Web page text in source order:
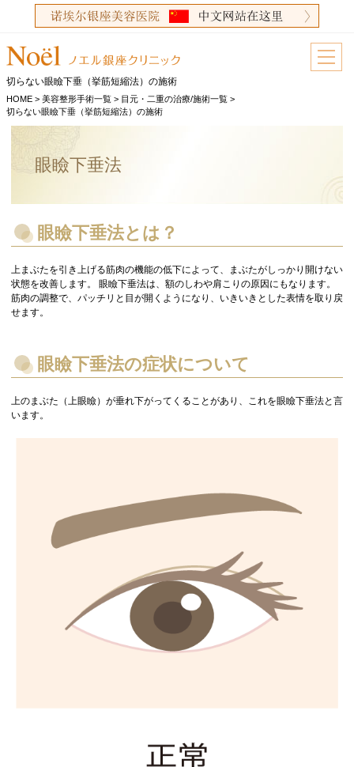
切らない眼瞼下垂（挙筋短縮法）の施術
HOME >美容整形手術一覧 > 目元・二重の治療/施術一覧 >
切らない眼瞼下垂（挙筋短縮法）の施術
眼瞼下垂法
眼瞼下垂法とは？
上まぶたを引き上げる筋肉の機能の低下によって、まぶたがしっかり開けない
状態を改善します。 眼瞼下垂法は、額のしわや肩こりの原因にもなります。
筋肉の調整で、パッチリと目が開くようになり、いきいきとした表情を取り戻
せます。
眼瞼下垂法の症状について
上のまぶた（上眼瞼）が垂れ下がってくることがあり、これを眼瞼下垂法と言
います。